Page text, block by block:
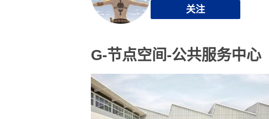
关注
G-节点空间-公共服务中心